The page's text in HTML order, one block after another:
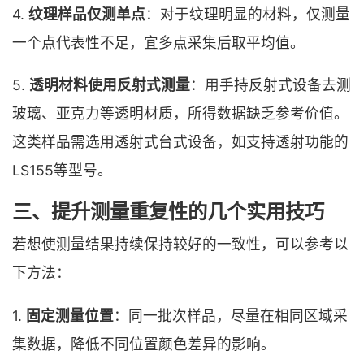
4. 纹理样品仅测单点：对于纹理明显的材料，仅测量
一个点代表性不足，宜多点采集后取平均值。
5. 透明材料使用反射式测量：用手持反射式设备去测
玻璃、亚克力等透明材质，所得数据缺乏参考价值。
这类样品需选用透射式台式设备，如支持透射功能的
LS155等型号。
三、提升测量重复性的几个实用技巧
若想使测量结果持续保持较好的一致性，可以参考以
下方法：
1. 固定测量位置：同一批次样品，尽量在相同区域采
集数据，降低不同位置颜色差异的影响。